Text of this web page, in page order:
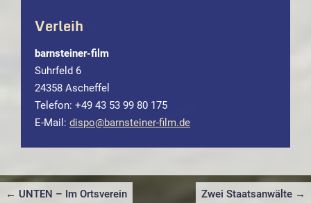
Verleih
barnsteiner-film
Suhrfeld 6
24358 Ascheffel
Telefon: +49 43 53 99 80 175
E-Mail: dispo@barnsteiner-film.de
Beitragsnavigation
← UNTEN – Im Ortsverein Zwei Staatsanwälte →